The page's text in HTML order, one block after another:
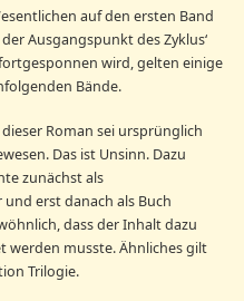
auf den ersten Band
Ausgangspunkt des Zyklus‘
wird, gelten einige
Bände.
Roman sei ursprünglich
Das ist Unsinn. Dazu
zunächst als
erst danach als Buch
dass der Inhalt dazu
musste. Ähnliches gilt
Trilogie.